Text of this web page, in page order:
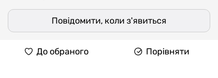
Повідомити, коли з'явиться
До обраного Порівняти